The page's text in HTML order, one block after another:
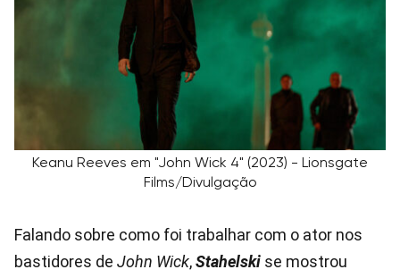
Keanu Reeves em "John Wick 4" (2023) - Lionsgate
Films/Divulgação
Falando sobre como foi trabalhar com o ator nos
bastidores de John Wick,Stahelski se mostrou